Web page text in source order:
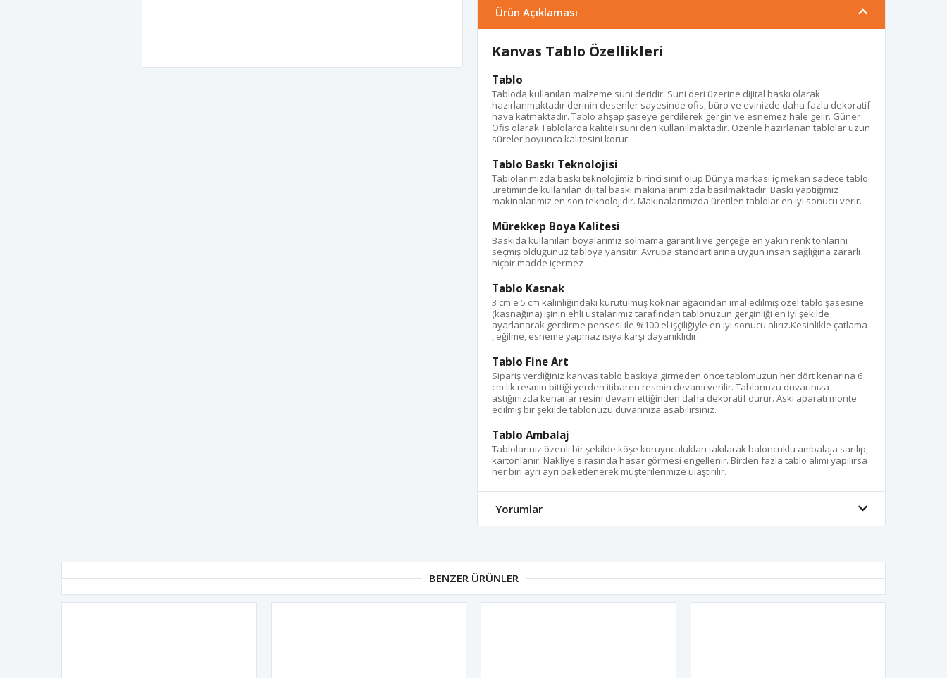
Ürün Açıklaması
Kanvas Tablo Özellikleri
Tablo
Tabloda kullanılan malzeme suni deridir. Suni deri üzerine dijital baskı olarak
hazırlanmaktadır derinin desenler sayesinde ofis, büro ve evinizde daha fazla dekoratif
hava katmaktadır. Tablo ahşap şaseye gerdilerek gergin ve esnemez hale gelir. Güner
Ofis olarak Tablolarda kaliteli suni deri kullanılmaktadır. Özenle hazırlanan tablolar uzun
süreler boyunca kalitesini korur.
Tablo Baskı Teknolojisi
Tablolarımızda baskı teknolojimiz birinci sınıf olup Dünya markası iç mekan sadece tablo
üretiminde kullanılan dijital baskı makinalarımızda basılmaktadır. Baskı yaptığımız
makinalarımız en son teknolojidir. Makinalarımızda üretilen tablolar en iyi sonucu verir.
Mürekkep Boya Kalitesi
Baskıda kullanılan boyalarımız solmama garantili ve gerçeğe en yakın renk tonlarını
seçmiş olduğunuz tabloya yansıtır. Avrupa standartlarına uygun insan sağlığına zararlı
hiçbir madde içermez
Tablo Kasnak
3 cm e 5 cm kalınlığındaki kurutulmuş köknar ağacından imal edilmiş özel tablo şasesine
(kasnağına) işinin ehli ustalarımız tarafından tablonuzun gerginliği en iyi şekilde
ayarlanarak gerdirme pensesi ile %100 el işçiliğiyle en iyi sonucu alırız.Kesinlikle çatlama
, eğilme, esneme yapmaz ısıya karşı dayanıklıdır.
Tablo Fine Art
Sipariş verdiğiniz kanvas tablo baskıya girmeden önce tablomuzun her dört kenarına 6
cm lik resmin bittiği yerden itibaren resmin devamı verilir. Tablonuzu duvarınıza
astığınızda kenarlar resim devam ettiğinden daha dekoratif durur. Askı aparatı monte
edilmiş bir şekilde tablonuzu duvarınıza asabilirsiniz.
Tablo Ambalaj
Tablolarınız özenli bir şekilde köşe koruyuculukları takılarak baloncuklu ambalaja sarılıp,
kartonlanır. Nakliye sırasında hasar görmesi engellenir. Birden fazla tablo alımı yapılırsa
her biri ayrı ayrı paketlenerek müşterilerimize ulaştırılır.
Yorumlar
BENZER ÜRÜNLER